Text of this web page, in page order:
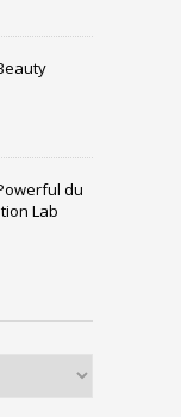
du
Lab